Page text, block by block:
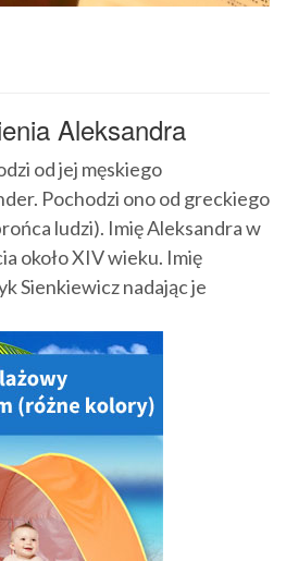
Aleksandra
od jej męskiego
Pochodzi ono od greckiego
ludzi). Imię Aleksandra w
około XIV wieku. Imię
Sienkiewicz nadając je